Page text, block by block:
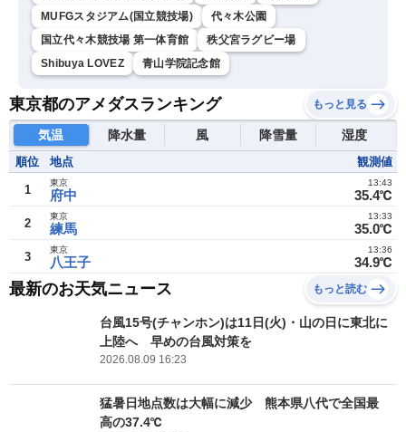
MUFGスタジアム(国立競技場)
代々木公園
国立代々木競技場 第一体育館
秩父宮ラグビー場
Shibuya LOVEZ
青山学院記念館
東京都のアメダスランキング もっと見る
気温 降水量 風 降雪量 湿度
順位 地点 観測値
1 府中
東京
35.4℃
13:43
2 練馬
東京
35.0℃
13:33
3 八王子
東京
34.9℃
13:36
最新のお天気ニュース もっと読む
台風15号(チャンホン)は11日(火)・山の日に東北に
上陸へ 早めの台風対策を
2026.08.09 16:23
猛暑日地点数は大幅に減少 熊本県八代で全国最
高の37.4℃